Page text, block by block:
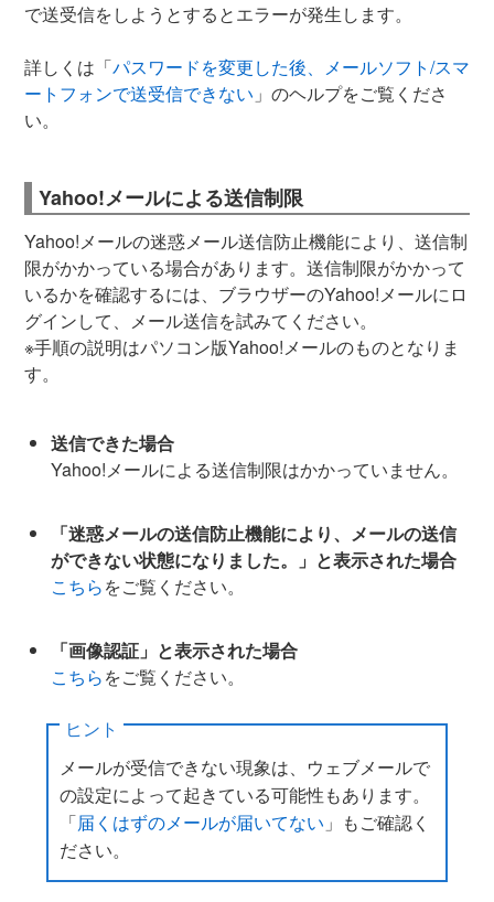
で送受信をしようとするとエラーが発生します。
詳しくは「パスワードを変更した後、メールソフト/スマ
ートフォンで送受信できない 」のヘルプをご覧くださ
い。
Yahoo!メールによる送信制限
Yahoo!メールの迷惑メール送信防止機能により、送信制
限がかかっている場合があります。送信制限がかかって
いるかを確認するには、ブラウザーのYahoo!メールにロ
グインして、メール送信を試みてください。
※手順の説明はパソコン版Yahoo!メールのものとなりま
す。
送信できた場合
Yahoo!メールによる送信制限はかかっていません。
「迷惑メールの送信防止機能により、メールの送信
ができない状態になりました。」と表示された場合
こちらをご覧ください。
「画像認証」と表示された場合
こちらをご覧ください。
ヒント
メールが受信できない現象は、ウェブメールで
の設定によって起きている可能性もあります。
「届くはずのメールが届いてない 」もご確認く
ださい。